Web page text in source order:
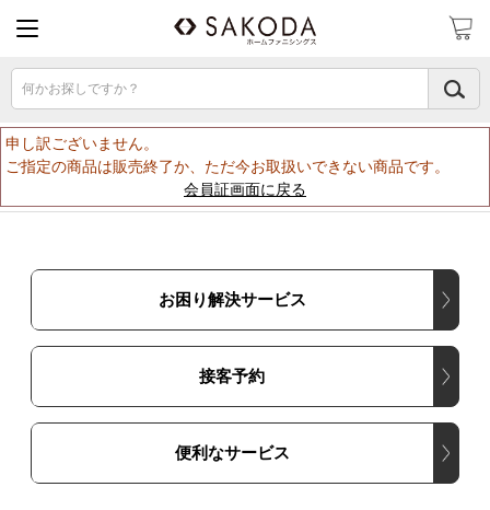
何かお探しですか？
申し訳ございません。
ご指定の商品は販売終了か、ただ今お取扱いできない商品です。
会員証画面に戻る
お困り解決サービス
接客予約
便利なサービス